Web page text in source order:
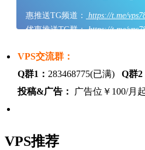
惠推送TG频道：
https://t.me/
优惠推送TG群：https://t.me/
VPS交流群：
Q群1： 283468775(已满) Q群2
投稿&广告： 广告位￥100/月
VPS推荐